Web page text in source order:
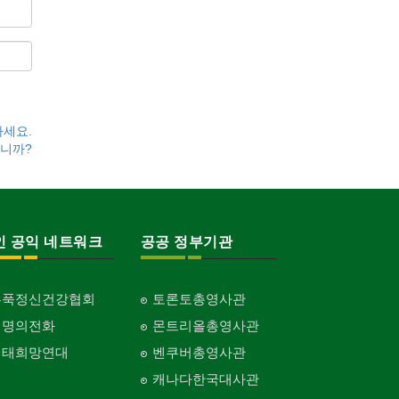
요.
까?
공익 네트워크
정신건강협회
의전화
희망연대
공공 정부기관
토론토총영사관
몬트리올총영사관
벤쿠버총영사관
캐나다한국대사관